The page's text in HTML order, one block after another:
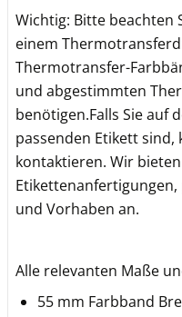
Wichtig: Bitte beachten
einem
Thermotransfer-
und abgestimmten
benötigen.Falls Sie auf
passenden Etikett sind,
kontaktieren. Wir
und Vorhaben an.
Alle relevanten Maße
55 mm Farbband